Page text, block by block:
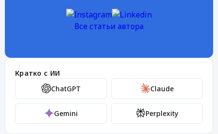
Все статьи автора
Кратко с ИИ
ChatGPT
Claude
Gemini Perplexity